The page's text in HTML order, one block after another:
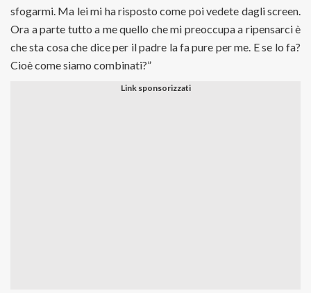
sfogarmi. Ma lei mi ha risposto come poi vedete dagli screen.
Ora a parte tutto a me quello che mi preoccupa a ripensarci è
che sta cosa che dice per il padre la fa pure per me. E se lo fa?
Cioè come siamo combinati?”